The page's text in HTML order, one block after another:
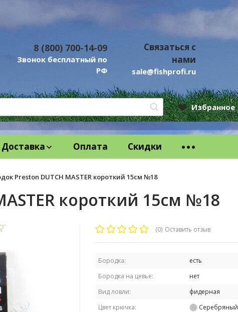
8 (800) 700-14-09
Звонок бесплатный по
РФ
Связаться с
нами
sale@fishprofi.ru
Избранное
Доставка Оплата Скидки
Preston DUTCH MASTER короткий 15см №18
короткий 15см №18
(0) Оставить отзыв
Бородка:
есть
Бородка на цевье:
нет
Вид ловли:
фидерная
Цвет крючка:
Серебряный